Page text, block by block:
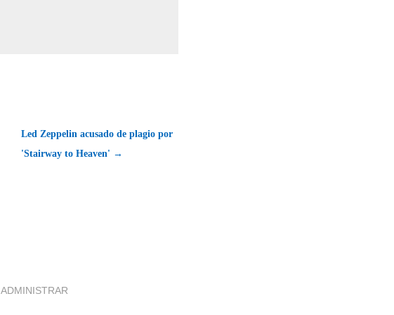
Led Zeppelin acusado de plagio por
'Stairway to Heaven' →
ADMINISTRAR